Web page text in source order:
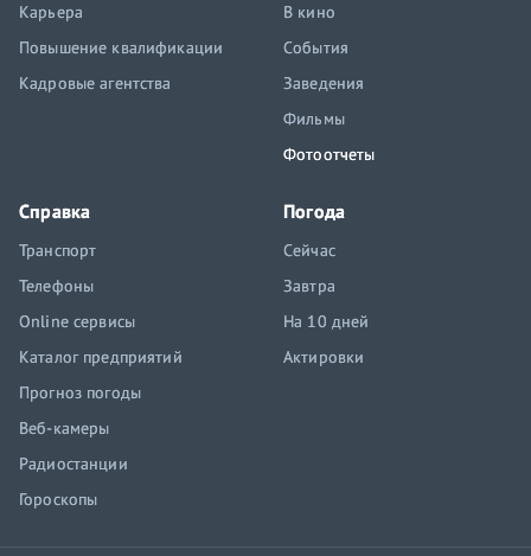
Карьера
Повышение квалификации
Кадровые агентства
В кино
События
Заведения
Фильмы
Фотоотчеты
Справка
Транспорт
Телефоны
Online сервисы
Каталог предприятий
Прогноз погоды
Веб-камеры
Радиостанции
Гороскопы
Погода
Сейчас
Завтра
На 10 дней
Актировки